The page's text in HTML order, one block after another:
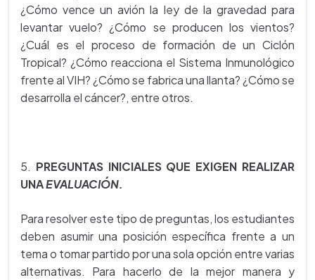
¿Cómo vence un avión la ley de la gravedad para
levantar vuelo? ¿Cómo se producen los vientos?
¿Cuál es el proceso de formación de un Ciclón
Tropical? ¿Cómo reacciona el Sistema Inmunológico
frente al VIH? ¿Cómo se fabrica una llanta? ¿Cómo se
desarrolla el cáncer?, entre otros.
5. PREGUNTAS INICIALES QUE EXIGEN REALIZAR
UNAEVALUACIÓN.
Para resolver este tipo de preguntas, los estudiantes
deben asumir una posición específica frente a un
tema o tomar partido por una sola opción entre varias
alternativas. Para hacerlo de la mejor manera y